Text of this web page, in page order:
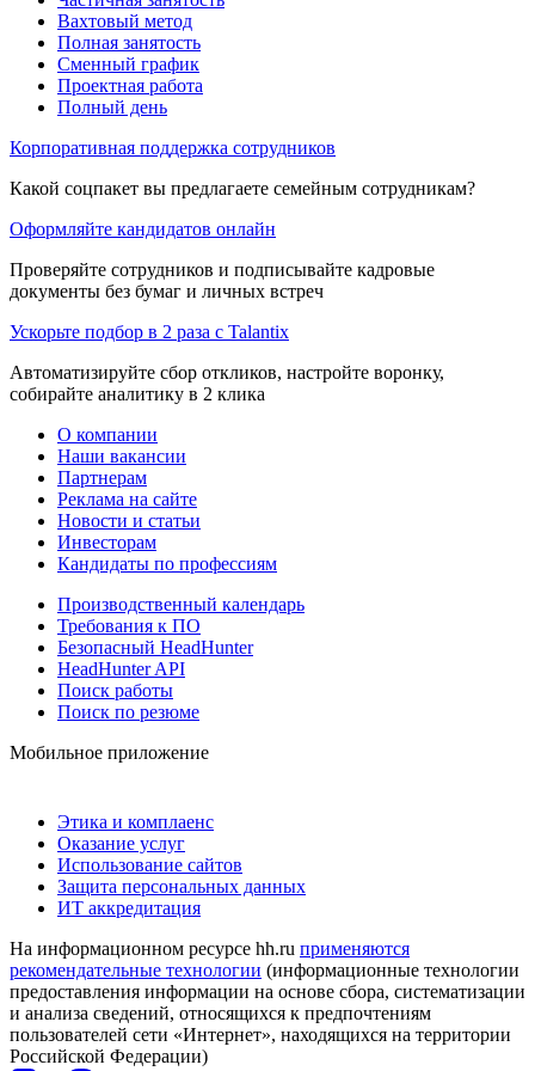
Вахтовый метод
Полная занятость
Сменный график
Проектная работа
Полный день
Корпоративная поддержка сотрудников
Какой соцпакет вы предлагаете семейным сотрудникам?
Оформляйте кандидатов онлайн
Проверяйте сотрудников и подписывайте кадровые
документы без бумаг и личных встреч
Ускорьте подбор в 2 раза с Talantix
Автоматизируйте сбор откликов, настройте воронку,
собирайте аналитику в 2 клика
О компании
Наши вакансии
Партнерам
Реклама на сайте
Новости и статьи
Инвесторам
Кандидаты по профессиям
Производственный календарь
Требования к ПО
Безопасный HeadHunter
HeadHunter API
Поиск работы
Поиск по резюме
Мобильное приложение
Этика и комплаенс
Оказание услуг
Использование сайтов
Защита персональных данных
ИТ аккредитация
На информационном ресурсе hh.ru применяются
рекомендательные технологии (информационные технологии
предоставления информации на основе сбора, систематизации
и анализа сведений, относящихся к предпочтениям
пользователей сети «Интернет», находящихся на территории
Российской Федерации)